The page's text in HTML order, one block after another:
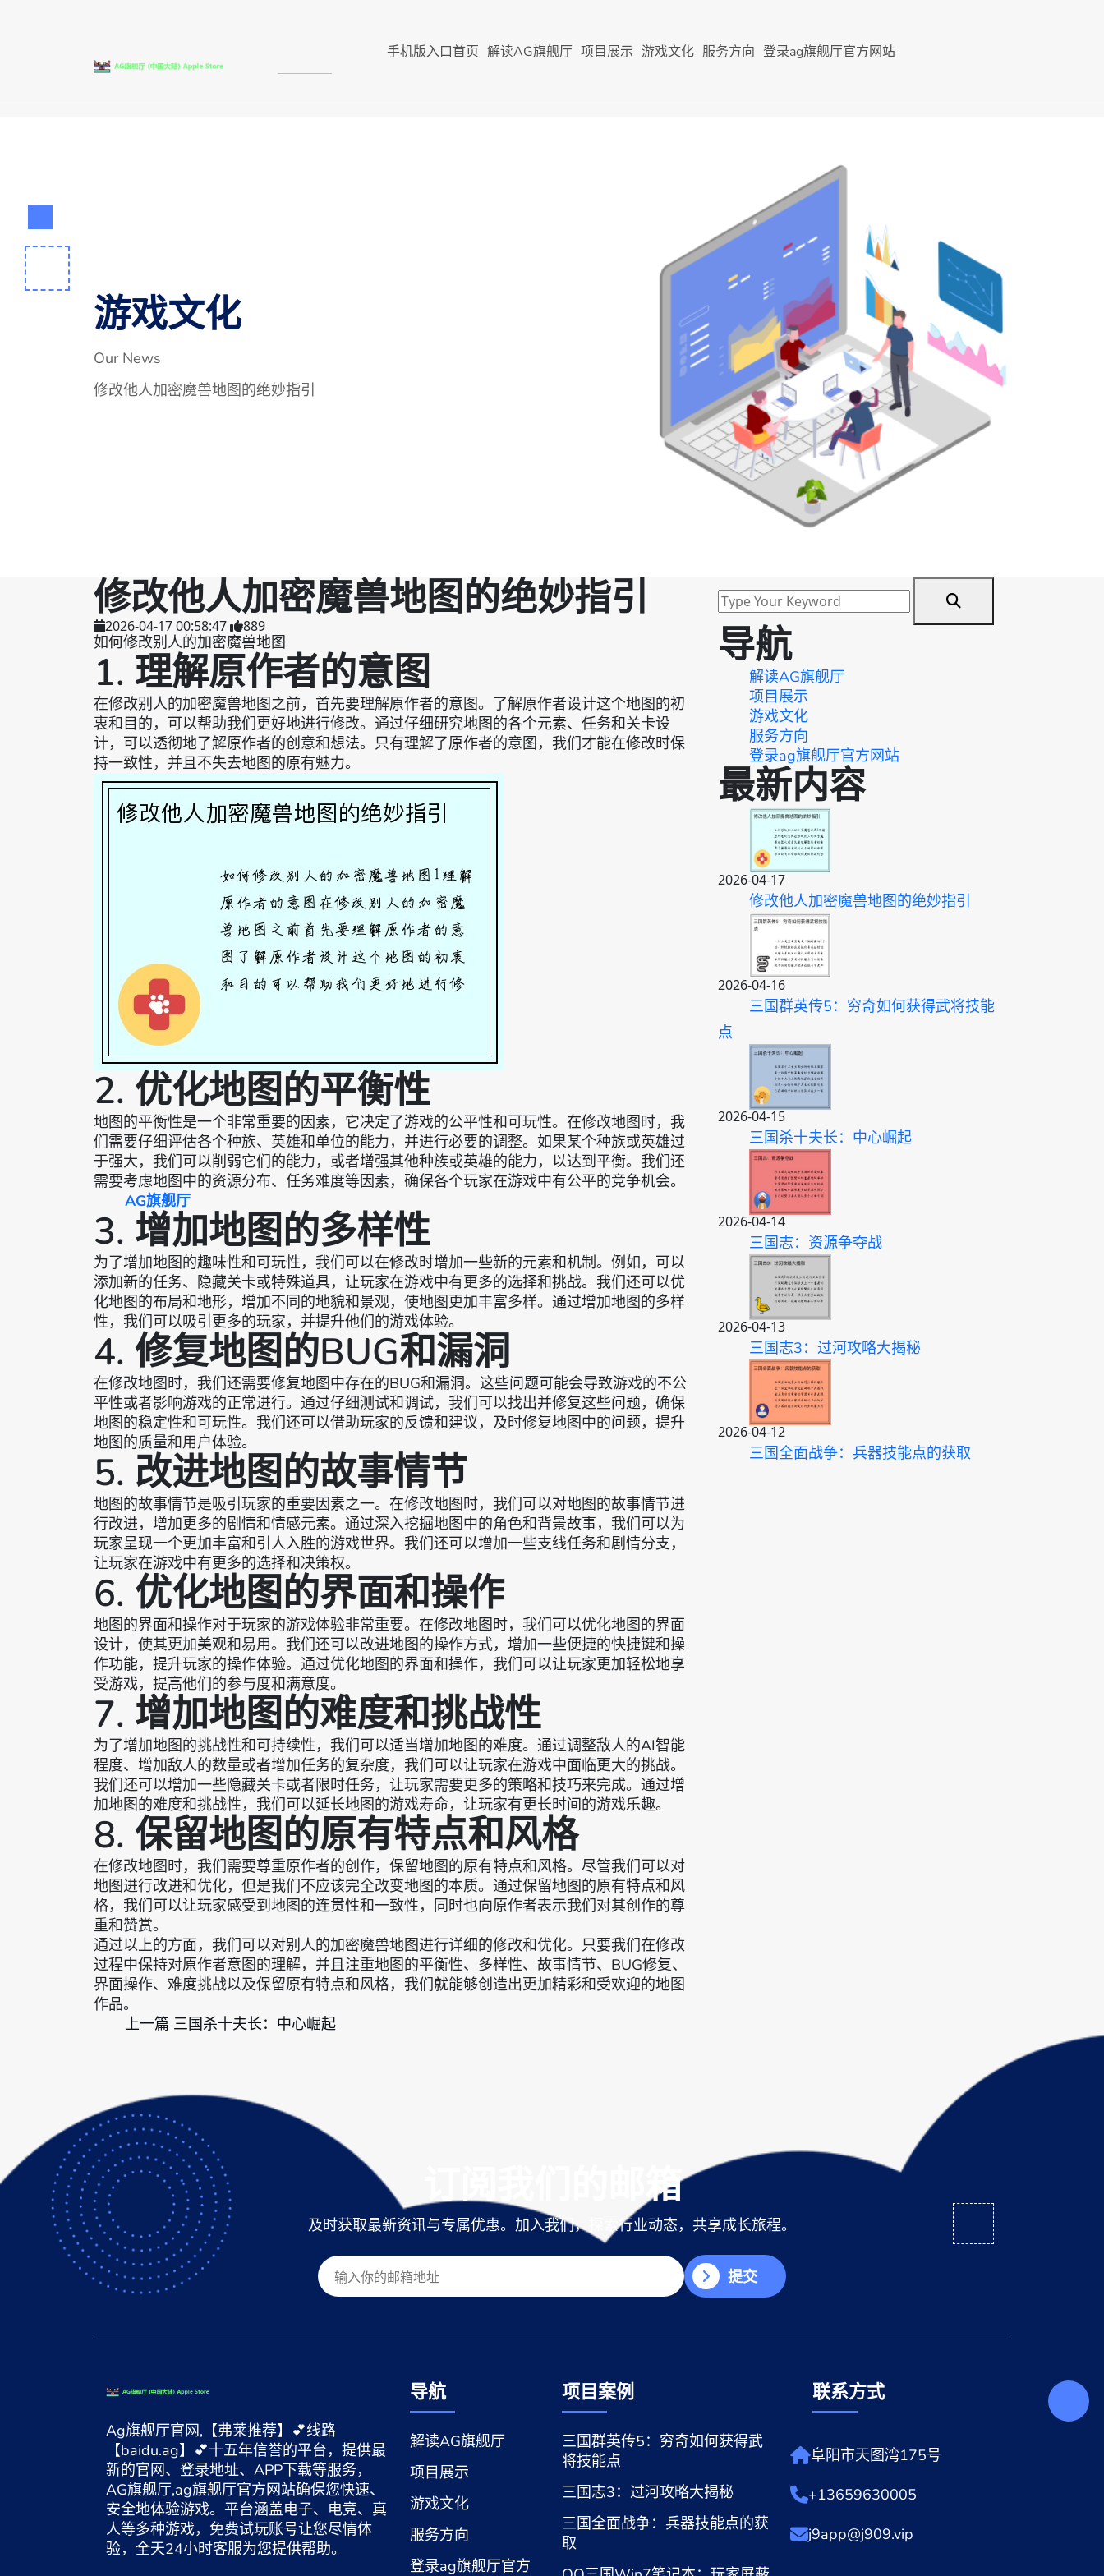
手机版入口首页 解读AG旗舰厅 项目展示 游戏文化 服务方向 登录ag旗舰厅官方网站
游戏文化
Our News
修改他人加密魔兽地图的绝妙指引
修改他人加密魔兽地图的绝妙指引
2026-04-17 00:58:47 889
如何修改别人的加密魔兽地图
1. 理解原作者的意图
在修改别人的加密魔兽地图之前，首先要理解原作者的意图。了解原作者设计这个地图的初
衷和目的，可以帮助我们更好地进行修改。通过仔细研究地图的各个元素、任务和关卡设
计，可以透彻地了解原作者的创意和想法。只有理解了原作者的意图，我们才能在修改时保
持一致性，并且不失去地图的原有魅力。
2. 优化地图的平衡性
地图的平衡性是一个非常重要的因素，它决定了游戏的公平性和可玩性。在修改地图时，我
们需要仔细评估各个种族、英雄和单位的能力，并进行必要的调整。如果某个种族或英雄过
于强大，我们可以削弱它们的能力，或者增强其他种族或英雄的能力，以达到平衡。我们还
需要考虑地图中的资源分布、任务难度等因素，确保各个玩家在游戏中有公平的竞争机会。
AG旗舰厅
3. 增加地图的多样性
为了增加地图的趣味性和可玩性，我们可以在修改时增加一些新的元素和机制。例如，可以
添加新的任务、隐藏关卡或特殊道具，让玩家在游戏中有更多的选择和挑战。我们还可以优
化地图的布局和地形，增加不同的地貌和景观，使地图更加丰富多样。通过增加地图的多样
性，我们可以吸引更多的玩家，并提升他们的游戏体验。
4. 修复地图的BUG和漏洞
在修改地图时，我们还需要修复地图中存在的BUG和漏洞。这些问题可能会导致游戏的不公
平性或者影响游戏的正常进行。通过仔细测试和调试，我们可以找出并修复这些问题，确保
地图的稳定性和可玩性。我们还可以借助玩家的反馈和建议，及时修复地图中的问题，提升
地图的质量和用户体验。
5. 改进地图的故事情节
地图的故事情节是吸引玩家的重要因素之一。在修改地图时，我们可以对地图的故事情节进
行改进，增加更多的剧情和情感元素。通过深入挖掘地图中的角色和背景故事，我们可以为
玩家呈现一个更加丰富和引人入胜的游戏世界。我们还可以增加一些支线任务和剧情分支，
让玩家在游戏中有更多的选择和决策权。
6. 优化地图的界面和操作
地图的界面和操作对于玩家的游戏体验非常重要。在修改地图时，我们可以优化地图的界面
设计，使其更加美观和易用。我们还可以改进地图的操作方式，增加一些便捷的快捷键和操
作功能，提升玩家的操作体验。通过优化地图的界面和操作，我们可以让玩家更加轻松地享
受游戏，提高他们的参与度和满意度。
7. 增加地图的难度和挑战性
为了增加地图的挑战性和可持续性，我们可以适当增加地图的难度。通过调整敌人的AI智能
程度、增加敌人的数量或者增加任务的复杂度，我们可以让玩家在游戏中面临更大的挑战。
我们还可以增加一些隐藏关卡或者限时任务，让玩家需要更多的策略和技巧来完成。通过增
加地图的难度和挑战性，我们可以延长地图的游戏寿命，让玩家有更长时间的游戏乐趣。
8. 保留地图的原有特点和风格
在修改地图时，我们需要尊重原作者的创作，保留地图的原有特点和风格。尽管我们可以对
地图进行改进和优化，但是我们不应该完全改变地图的本质。通过保留地图的原有特点和风
格，我们可以让玩家感受到地图的连贯性和一致性，同时也向原作者表示我们对其创作的尊
重和赞赏。
通过以上的方面，我们可以对别人的加密魔兽地图进行详细的修改和优化。只要我们在修改
过程中保持对原作者意图的理解，并且注重地图的平衡性、多样性、故事情节、BUG修复、
界面操作、难度挑战以及保留原有特点和风格，我们就能够创造出更加精彩和受欢迎的地图
作品。
上一篇 三国杀十夫长：中心崛起
导航
解读AG旗舰厅
项目展示
游戏文化
服务方向
登录ag旗舰厅官方网站
最新内容
2026-04-17
修改他人加密魔兽地图的绝妙指引
2026-04-16
三国群英传5：穷奇如何获得武将技能
点
2026-04-15
三国杀十夫长：中心崛起
2026-04-14
三国志：资源争夺战
2026-04-13
三国志3：过河攻略大揭秘
2026-04-12
三国全面战争：兵器技能点的获取
订阅我们的邮箱
及时获取最新资讯与专属优惠。加入我们，探索行业动态，共享成长旅程。
提交
Ag旗舰厅官网,【弗莱推荐】💕线路
【baidu.ag】💕十五年信誉的平台，提供最
新的官网、登录地址、APP下载等服务，
AG旗舰厅,ag旗舰厅官方网站确保您快速、
安全地体验游戏。平台涵盖电子、电竞、真
人等多种游戏，免费试玩账号让您尽情体
验，全天24小时客服为您提供帮助。
导航
解读AG旗舰厅
项目展示
游戏文化
服务方向
登录ag旗舰厅官方
项目案例
三国群英传5：穷奇如何获得武
将技能点
三国志3：过河攻略大揭秘
三国全面战争：兵器技能点的获
取
联系方式
阜阳市天图湾175号
+13659630005
j9app@j909.vip